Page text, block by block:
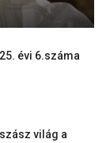
évi 6.száma
világ a